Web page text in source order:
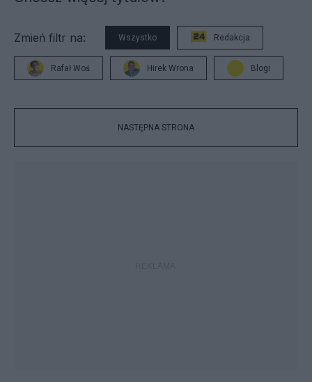
Zmień filtr na: Wszystko Redakcja
Rafał Woś Hirek Wrona Blogi
NASTĘPNA STRONA